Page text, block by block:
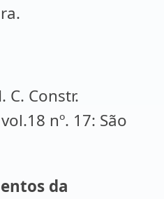
C. Constr.
nº. 17: São
da